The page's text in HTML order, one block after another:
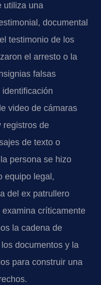
utiliza una
documental
testimonio de los
el arresto o la
falsas
video de cámaras
registros de
de texto o
persona se hizo
equipo legal,
del ex patrullero
críticamente
la cadena de
documentos y la
para construir una